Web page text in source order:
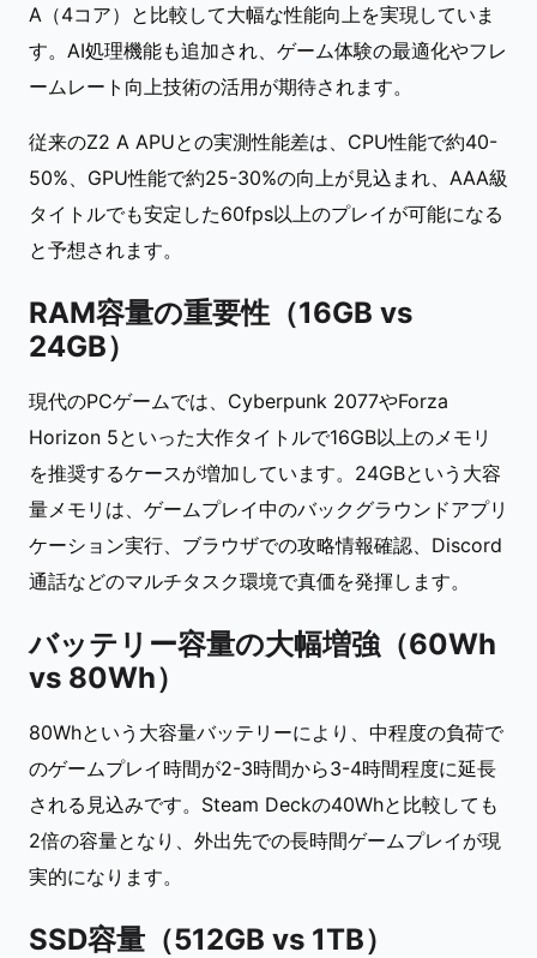
A（4コア）と比較して大幅な性能向上を実現していま
す。AI処理機能も追加され、ゲーム体験の最適化やフレ
ームレート向上技術の活用が期待されます。
従来のZ2 A APUとの実測性能差は、CPU性能で約40-
50%、GPU性能で約25-30%の向上が見込まれ、AAA級
タイトルでも安定した60fps以上のプレイが可能になる
と予想されます。
RAM容量の重要性（16GB vs
24GB）
現代のPCゲームでは、Cyberpunk 2077やForza
Horizon 5といった大作タイトルで16GB以上のメモリ
を推奨するケースが増加しています。24GBという大容
量メモリは、ゲームプレイ中のバックグラウンドアプリ
ケーション実行、ブラウザでの攻略情報確認、Discord
通話などのマルチタスク環境で真価を発揮します。
バッテリー容量の大幅増強（60Wh
vs 80Wh）
80Whという大容量バッテリーにより、中程度の負荷で
のゲームプレイ時間が2-3時間から3-4時間程度に延長
される見込みです。Steam Deckの40Whと比較しても
2倍の容量となり、外出先での長時間ゲームプレイが現
実的になります。
SSD容量（512GB vs 1TB）